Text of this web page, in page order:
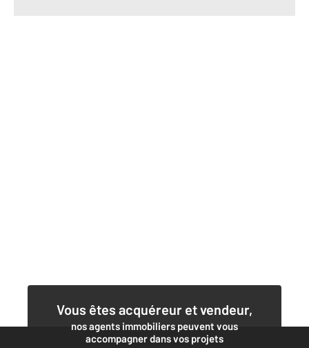
Vous êtes acquéreur et vendeur,
nos agents immobiliers peuvent vous
accompagner dans vos projets